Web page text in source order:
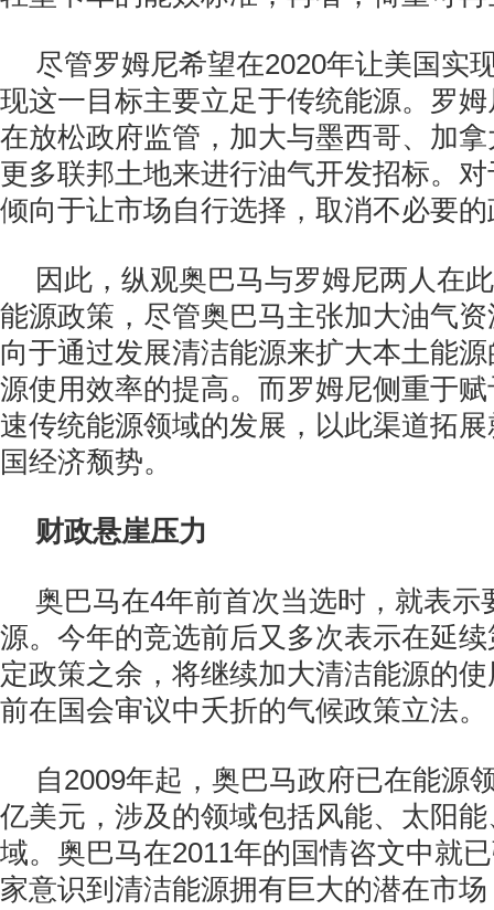
尽管罗姆尼希望在2020年让美国实
现这一目标主要立足于传统能源。罗
在放松政府监管，加大与墨西哥、加
更多联邦土地来进行油气开发招标。
倾向于让市场自行选择，取消不必要
因此，纵观奥巴马与罗姆尼两人在
能源政策，尽管奥巴马主张加大油气
向于通过发展清洁能源来扩大本土能
源使用效率的提高。而罗姆尼侧重于
速传统能源领域的发展，以此渠道拓
国经济颓势。
财政悬崖压力
奥巴马在4年前首次当选时，就表示
源。今年的竞选前后又多次表示在延
定政策之余，将继续加大清洁能源的
前在国会审议中夭折的气候政策立法。
自2009年起，奥巴马政府已在能源
亿美元，涉及的领域包括风能、太阳
域。奥巴马在2011年的国情咨文中就
家意识到清洁能源拥有巨大的潜在市